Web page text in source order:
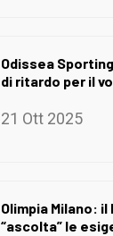
Odissea
di ritardo per il
21 Ott 2025
Olimpia Milano:
“ascolta” le